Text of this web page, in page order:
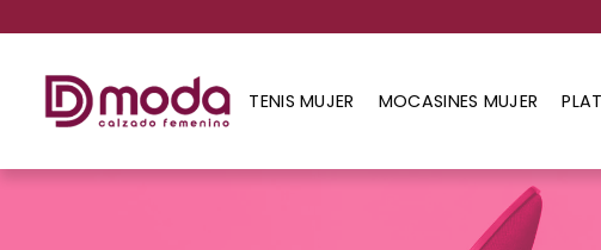
TENIS MUJER MOCASINES MUJER